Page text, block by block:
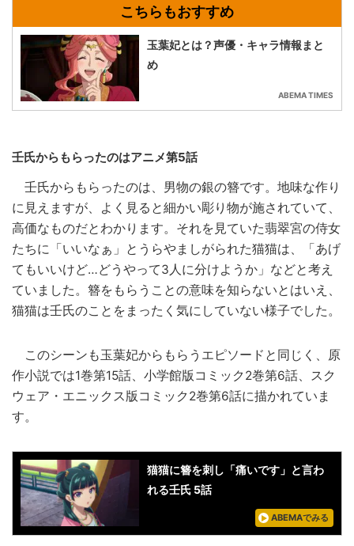
玉葉妃とは？声優・キャラ情報まと
め
ABEMA TIMES
壬氏からもらったのはアニメ第5話
壬氏からもらったのは、男物の銀の簪です。地味な作り
に見えますが、よく見ると細かい彫り物が施されていて、
高価なものだとわかります。それを見ていた翡翠宮の侍女
たちに「いいなぁ」とうらやましがられた猫猫は、「あげ
てもいいけど…どうやって3人に分けようか」などと考え
ていました。簪をもらうことの意味を知らないとはいえ、
猫猫は壬氏のことをまったく気にしていない様子でした。
このシーンも玉葉妃からもらうエピソードと同じく、原
作小説では1巻第15話、小学館版コミック2巻第6話、スク
ウェア・エニックス版コミック2巻第6話に描かれていま
す。
猫猫に簪を刺し「痛いです」と言わ
れる壬氏 5話
ABEMAでみる